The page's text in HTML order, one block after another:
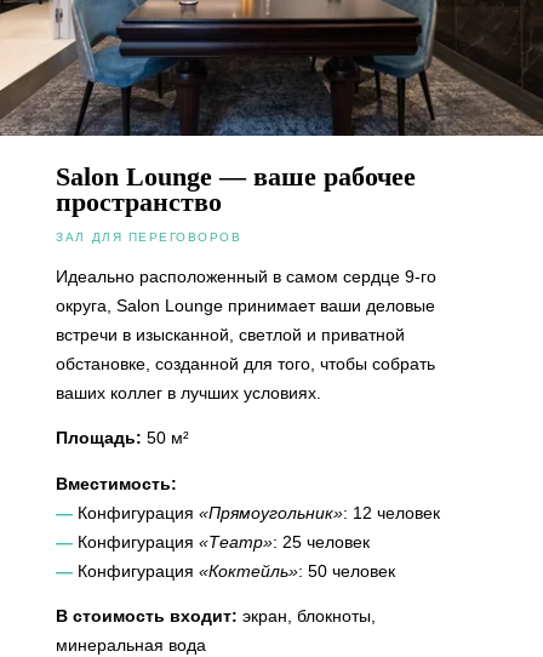
Salon Lounge — ваше рабочее
пространство
ЗАЛ ДЛЯ ПЕРЕГОВОРОВ
Идеально расположенный в самом сердце 9-го
округа, Salon Lounge принимает ваши деловые
встречи в изысканной, светлой и приватной
обстановке, созданной для того, чтобы собрать
ваших коллег в лучших условиях.
Площадь:50 м²
Вместимость:
— Конфигурация«Прямоугольник»: 12 человек
— Конфигурация«Театр»: 25 человек
— Конфигурация«Коктейль»: 50 человек
В стоимость входит:экран, блокноты,
минеральная вода